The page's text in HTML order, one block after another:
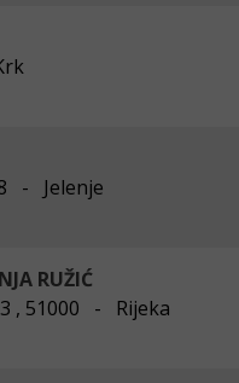
- Jelenje
RUŽIĆ
, 51000 - Rijeka